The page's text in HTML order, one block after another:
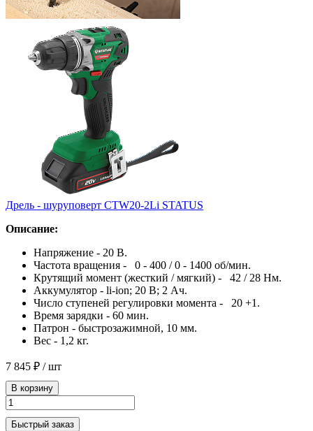
Дрель - шуруповерт CTW20-2Li STATUS
Описание:
Напряжение - 20 В.
Частота вращения - 0 - 400 / 0 - 1400 об/мин.
Крутящий момент (жесткий / мягкий) - 42 / 28 Нм.
Аккумулятор - li-ion; 20 В; 2 Ач.
Число ступеней регулировки момента - 20 +1.
Время зарядки - 60 мин.
Патрон - быстрозажимной, 10 мм.
Вес - 1,2 кг.
7 845 ₽ / шт
В корзину
Быстрый заказ